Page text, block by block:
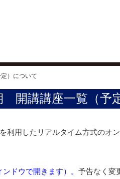
）について
開講講座一覧（予
利用したリアルタイム方式のオ
ドウで開きます）。 予告なく変